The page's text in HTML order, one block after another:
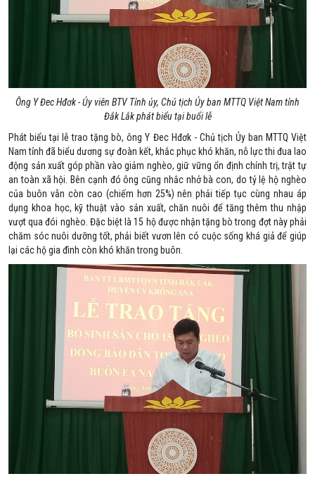
Ông Y Đec Hđơk - Ủy viên BTV Tỉnh ủy, Chủ tịch Ủy ban MTTQ Việt Nam tỉnh
Đắk Lắk phát biểu tại buổi lễ
Phát biểu tại lễ trao tặng bò, ông Y Đec Hđơk - Chủ tịch Ủy ban MTTQ Việt
Nam tỉnh đã biểu dương sự đoàn kết, khắc phục khó khăn, nỗ lực thi đua lao
động sản xuất góp phần vào giảm nghèo, giữ vững ổn định chính trị, trật tự
an toàn xã hội. Bên cạnh đó ông cũng nhắc nhở bà con, do tỷ lệ hộ nghèo
của buôn vẫn còn cao (chiếm hơn 25%) nên phải tiếp tục cùng nhau áp
dụng khoa học, kỹ thuật vào sản xuất, chăn nuôi để tăng thêm thu nhập
vượt qua đói nghèo. Đặc biệt là 15 hộ được nhận tặng bò trong đợt này phải
chăm sóc nuôi dưỡng tốt, phải biết vươn lên có cuộc sống khá giả để giúp
lại các hộ gia đình còn khó khăn trong buôn.